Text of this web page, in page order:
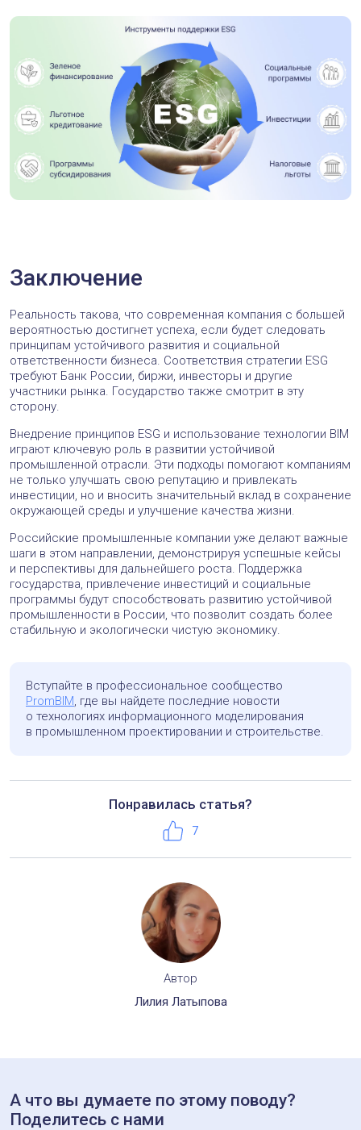
Заключение
Реальность такова, что современная компания с большей
вероятностью достигнет успеха, если будет следовать
принципам устойчивого развития и социальной
ответственности бизнеса. Соответствия стратегии ESG
требуют Банк России, биржи, инвесторы и другие
участники рынка. Государство также смотрит в эту
сторону.
Внедрение принципов ESG и использование технологии BIM
играют ключевую роль в развитии устойчивой
промышленной отрасли. Эти подходы помогают компаниям
не только улучшать свою репутацию и привлекать
инвестиции, но и вносить значительный вклад в сохранение
окружающей среды и улучшение качества жизни.
Российские промышленные компании уже делают важные
шаги в этом направлении, демонстрируя успешные кейсы
и перспективы для дальнейшего роста. Поддержка
государства, привлечение инвестиций и социальные
программы будут способствовать развитию устойчивой
промышленности в России, что позволит создать более
стабильную и экологически чистую экономику.
Вступайте в профессиональное сообщество
PromBIM, где вы найдете последние новости
о технологиях информационного моделирования
в промышленном проектировании и строительстве.
Понравилась статья?
Нравится
7
Автор
Лилия Латыпова
А что вы думаете по этому поводу?
Поделитесь с нами